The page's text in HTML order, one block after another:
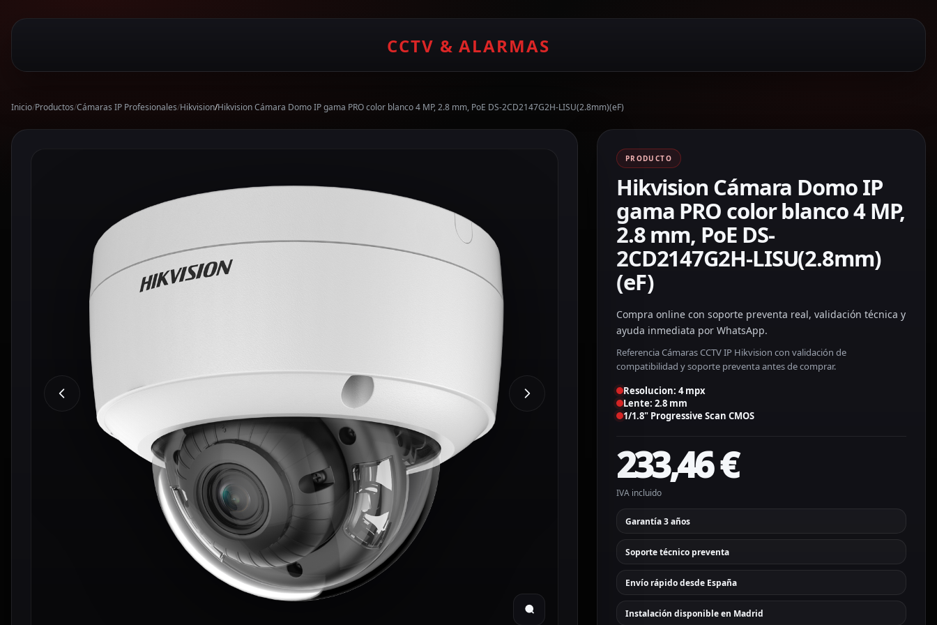
CCTV & ALARMAS
Inicio/Productos/Cámaras IP Profesionales/Hikvision/Hikvision Cámara Domo IP gama PRO color blanco 4 MP, 2.8 mm, PoE DS-2CD2147G2H-LISU(2.8mm)(eF)
PRODUCTO
Hikvision Cámara Domo IP
gama PRO color blanco 4 MP,
2.8 mm, PoE DS-
2CD2147G2H-LISU(2.8mm)
(eF)
Compra online con soporte preventa real, validación técnica y
ayuda inmediata por WhatsApp.
Referencia Cámaras CCTV IP Hikvision con validación de
compatibilidad y soporte preventa antes de comprar.
Resolucion: 4 mpx
Lente: 2.8 mm
1/1.8" Progressive Scan CMOS
233,46€
IVA incluido
Garantía 3 años
Soporte técnico preventa
Envío rápido desde España
Instalación disponible en Madrid